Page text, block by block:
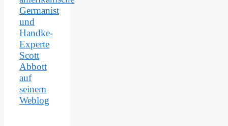
Germanist
und
Handke-
Experte
Scott
Abbott
auf
seinem
Weblog